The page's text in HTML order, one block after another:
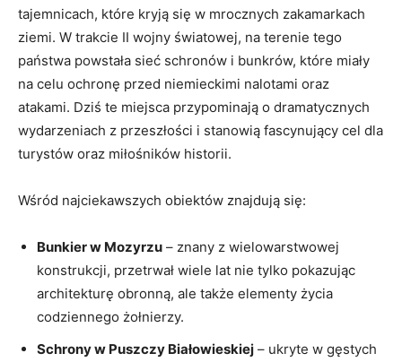
⁤tajemnicach, które kryją⁣ się⁤ w mrocznych zakamarkach
ziemi. ‍W ⁢trakcie II wojny światowej, na terenie ⁣tego
państwa powstała sieć schronów i ​bunkrów, które miały
na celu ​ochronę przed niemieckimi nalotami oraz
atakami. Dziś te‍ miejsca⁤ przypominają o dramatycznych
wydarzeniach‌ z przeszłości i stanowią fascynujący cel dla
turystów⁢ oraz miłośników ⁢historii.
Wśród najciekawszych obiektów ⁣znajdują się:
Bunkier w Mozyrzu – znany z wielowarstwowej
‍konstrukcji, przetrwał wiele ‍lat nie tylko​ pokazując
⁣architekturę obronną,⁢ ale także ‍elementy życia‍
codziennego żołnierzy.
Schrony ⁣w Puszczy Białowieskiej – ‍ukryte⁢ w‍ gęstych